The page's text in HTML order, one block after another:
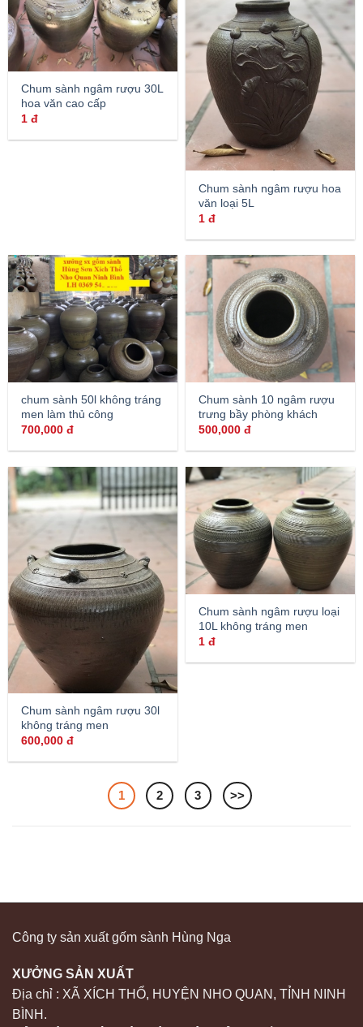
Chum sành ngâm rượu 30L
hoa văn cao cấp
1đ
Chum sành ngâm rượu hoa
văn loại 5L
1đ
chum sành 50l không tráng
men làm thủ công
700,000đ
Chum sành 10 ngâm rượu
trưng bầy phòng khách
500,000đ
Chum sành ngâm rượu 30l
không tráng men
600,000đ
Chum sành ngâm rượu loại
10L không tráng men
1đ
1 2 3 >>
Công ty sản xuất gốm sành Hùng Nga
XƯỞNG SẢN XUẤT
Địa chỉ : XÃ XÍCH THỔ, HUYỆN NHO QUAN, TỈNH NINH
BÌNH.